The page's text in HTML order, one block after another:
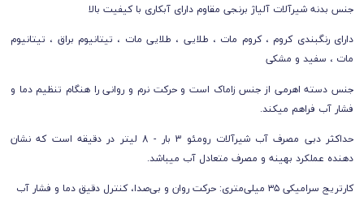
جنس بدنه شیرآلات آلیاژ برنجی مقاوم دارای آبکاری با کیفیت بالا
دارای رنگبندی کروم ، کروم مات ، طلایی ، طلایی مات ، تیتانیوم براق ، تیتانیوم
مات ، سفید و مشکی
جنس دسته اهرمی از جنس زاماک است و حرکت نرم و روانی را هنگام تنظیم دما و
فشار آب فراهم میکند.
حداکثر دبی مصرف آب شیرآلات رومئو 3 بار - 8 لیتر در دقیقه است که نشان
دهنده عملکرد بهینه و مصرف متعادل آب میباشد.
کارتریج سرامیکی ۳۵ میلی‌متری: حرکت روان و بی‌صدا، کنترل دقیق دما و فشار آب